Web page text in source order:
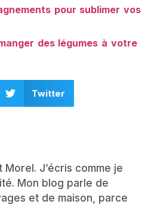
pour sublimer vos
des légumes à votre
Twitter
Morel. J’écris comme je
Mon blog parle de
et de maison, parce